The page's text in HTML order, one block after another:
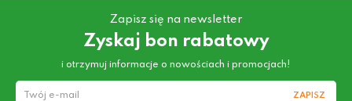
Zapisz się na newsletter
Zyskaj bon rabatowy
i otrzymuj informacje o nowościach i promocjach!
ZAPISZ